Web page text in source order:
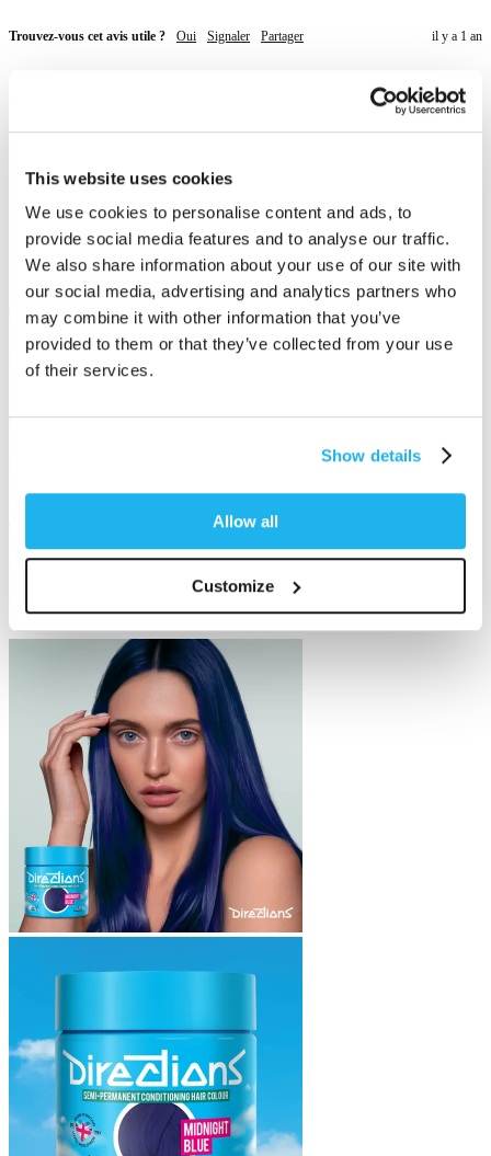
This website uses cookies
We use cookies to personalise content and ads, to
provide social media features and to analyse our traffic.
We also share information about your use of our site with
our social media, advertising and analytics partners who
may combine it with other information that you’ve
provided to them or that they’ve collected from your use
of their services.
Show details
Allow all
Customize
Trouvez-vous cet avis utile ? Oui Signaler Partager il y a 1 an
100 % adapté aux végétaliens et sans cruauté
Entièrement mélangeable
sans aucun plastique à usage unique
Approuvé par les salonsutilisé par les professionnels
Vous aimerez peut-être aussi